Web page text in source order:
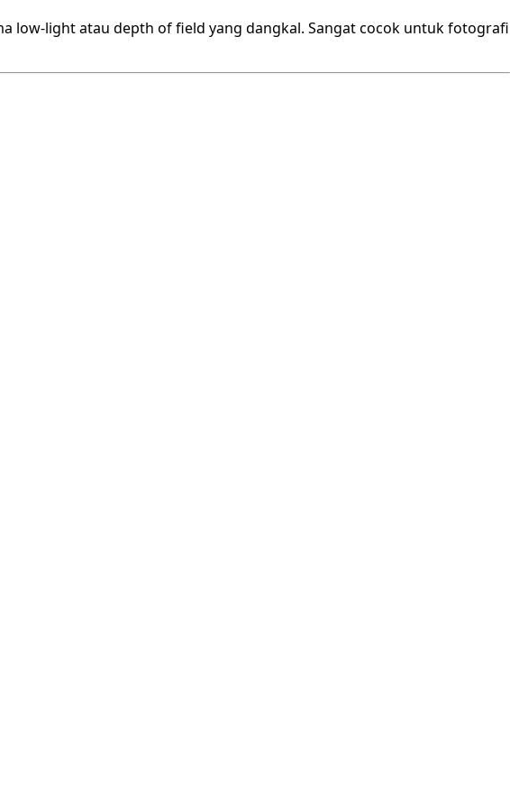
low-light atau depth of field yang dangkal. Sangat cocok untuk fotografi